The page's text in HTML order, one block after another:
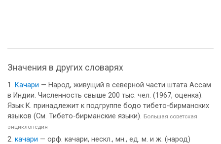
Значения в других словарях
Качари — Народ, живущий в северной части штата Ассам
в Индии. Численность свыше 200 тыс. чел. (1967, оценка).
Язык К. принадлежит к подгруппе бодо тибето-бирманских
языков (См. Тибето-бирманские языки). Большая советская
энциклопедия
качари — орф. качари, нескл., мн., ед. м. и ж. (народ)